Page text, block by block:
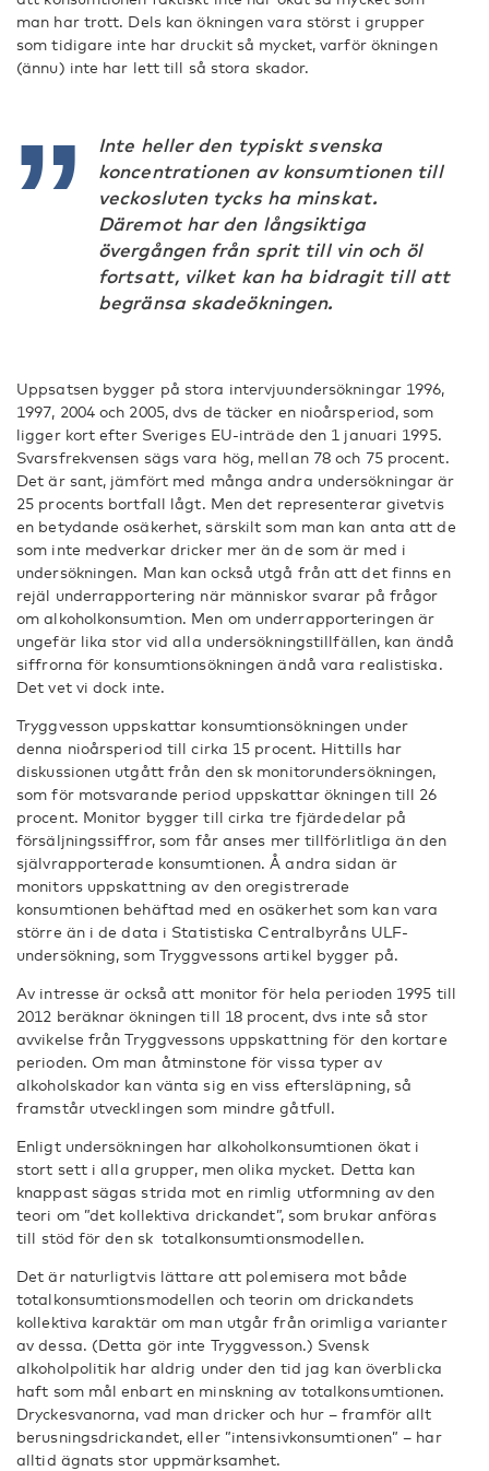
man har trott. Dels kan ökningen vara störst i grupper
som tidigare inte har druckit så mycket, varför ökningen
(ännu) inte har lett till så stora skador.
Inte heller den typiskt svenska
koncentrationen av konsumtionen till
veckosluten tycks ha minskat.
Däremot har den långsiktiga
övergången från sprit till vin och öl
fortsatt, vilket kan ha bidragit till att
begränsa skadeökningen.
Uppsatsen bygger på stora intervjuundersökningar 1996,
1997, 2004 och 2005, dvs de täcker en nioårsperiod, som
ligger kort efter Sveriges EU-inträde den 1 januari 1995.
Svarsfrekvensen sägs vara hög, mellan 78 och 75 procent.
Det är sant, jämfört med många andra undersökningar är
25 procents bortfall lågt. Men det representerar givetvis
en betydande osäkerhet, särskilt som man kan anta att de
som inte medverkar dricker mer än de som är med i
undersökningen. Man kan också utgå från att det finns en
rejäl underrapportering när människor svarar på frågor
om alkoholkonsumtion. Men om underrapporteringen är
ungefär lika stor vid alla undersökningstillfällen, kan ändå
siffrorna för konsumtionsökningen ändå vara realistiska.
Det vet vi dock inte.
Tryggvesson uppskattar konsumtionsökningen under
denna nioårsperiod till cirka 15 procent. Hittills har
diskussionen utgått från den sk monitorundersökningen,
som för motsvarande period uppskattar ökningen till 26
procent. Monitor bygger till cirka tre fjärdedelar på
försäljningssiffror, som får anses mer tillförlitliga än den
självrapporterade konsumtionen. Å andra sidan är
monitors uppskattning av den oregistrerade
konsumtionen behäftad med en osäkerhet som kan vara
större än i de data i Statistiska Centralbyråns ULF-
undersökning, som Tryggvessons artikel bygger på.
Av intresse är också att monitor för hela perioden 1995 till
2012 beräknar ökningen till 18 procent, dvs inte så stor
avvikelse från Tryggvessons uppskattning för den kortare
perioden. Om man åtminstone för vissa typer av
alkoholskador kan vänta sig en viss eftersläpning, så
framstår utvecklingen som mindre gåtfull.
Enligt undersökningen har alkoholkonsumtionen ökat i
stort sett i alla grupper, men olika mycket. Detta kan
knappast sägas strida mot en rimlig utformning av den
teori om ”det kollektiva drickandet”, som brukar anföras
till stöd för den sk totalkonsumtionsmodellen.
Det är naturligtvis lättare att polemisera mot både
totalkonsumtionsmodellen och teorin om drickandets
kollektiva karaktär om man utgår från orimliga varianter
av dessa. (Detta gör inte Tryggvesson.) Svensk
alkoholpolitik har aldrig under den tid jag kan överblicka
haft som mål enbart en minskning av totalkonsumtionen.
Dryckesvanorna, vad man dricker och hur – framför allt
berusningsdrickandet, eller ”intensivkonsumtionen” – har
alltid ägnats stor uppmärksamhet.